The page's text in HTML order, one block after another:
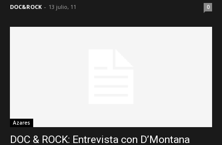
DOC&ROCK - 13 julio, 11 0
Azares
DOC & ROCK: Entrevista con D’Montana